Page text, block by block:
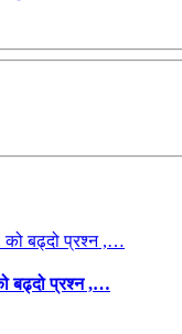
बढ्दो प्रश्न ,…